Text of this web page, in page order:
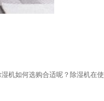
机如何选购合适呢？除湿机在使